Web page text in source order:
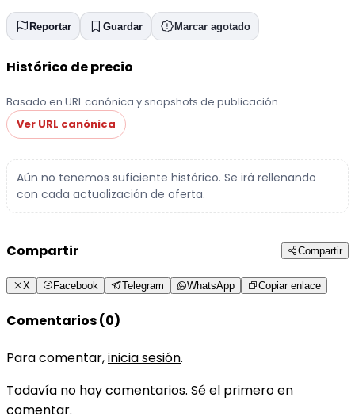
Reportar Guardar Marcar agotado
Histórico de precio
Basado en URL canónica y snapshots de publicación.
Ver URL canónica
Aún no tenemos suficiente histórico. Se irá rellenando
con cada actualización de oferta.
Compartir Compartir
X Facebook Telegram WhatsApp Copiar enlace
Comentarios (0)
Para comentar,inicia sesión.
Todavía no hay comentarios. Sé el primero en
comentar.